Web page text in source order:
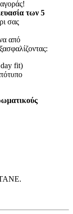
των 5
σας
από
day fit)